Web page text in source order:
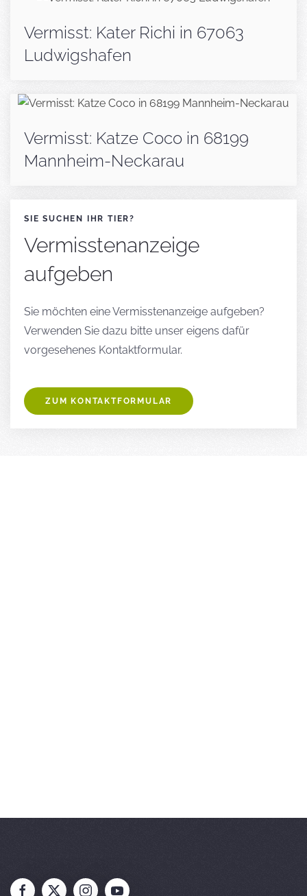
Vermisst: Kater Richi in 67063
Ludwigshafen
Vermisst: Katze Coco in 68199
Mannheim-Neckarau
SIE SUCHEN IHR TIER?
Vermisstenanzeige
aufgeben
Sie möchten eine Vermisstenanzeige aufgeben?
Verwenden Sie dazu bitte unser eigens dafür
vorgesehenes Kontaktformular.
ZUM KONTAKTFORMULAR